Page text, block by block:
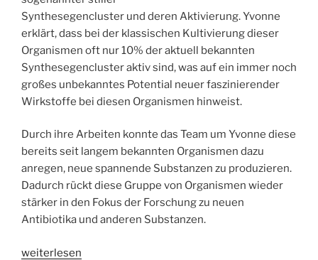
Synthesegencluster und deren Aktivierung. Yvonne
erklärt, dass bei der klassischen Kultivierung dieser
Organismen oft nur 10% der aktuell bekannten
Synthesegencluster aktiv sind, was auf ein immer noch
großes unbekanntes Potential neuer faszinierender
Wirkstoffe bei diesen Organismen hinweist.
Durch ihre Arbeiten konnte das Team um Yvonne diese
bereits seit langem bekannten Organismen dazu
anregen, neue spannende Substanzen zu produzieren.
Dadurch rückt diese Gruppe von Organismen wieder
stärker in den Fokus der Forschung zu neuen
Antibiotika und anderen Substanzen.
„WSR066
weiterlesen